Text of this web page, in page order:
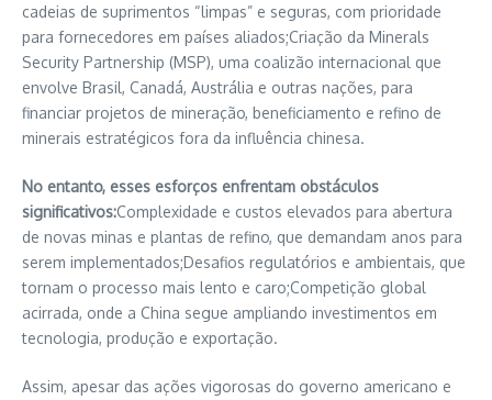
cadeias de suprimentos “limpas” e seguras, com prioridade
para fornecedores em países aliados;Criação da Minerals
Security Partnership (MSP), uma coalizão internacional que
envolve Brasil, Canadá, Austrália e outras nações, para
financiar projetos de mineração, beneficiamento e refino de
minerais estratégicos fora da influência chinesa.
No entanto, esses esforços enfrentam obstáculos
significativos:Complexidade e custos elevados para abertura
de novas minas e plantas de refino, que demandam anos para
serem implementados;Desafios regulatórios e ambientais, que
tornam o processo mais lento e caro;Competição global
acirrada, onde a China segue ampliando investimentos em
tecnologia, produção e exportação.
Assim, apesar das ações vigorosas do governo americano e